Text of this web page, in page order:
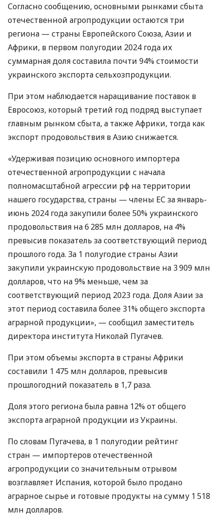
Согласно сообщению, основными рынками сбыта
отечественной агропродукции остаются три
региона — страны Европейского Союза, Азии и
Африки, в первом полугодии 2024 года их
суммарная доля составила почти 94% стоимости
украинского экспорта сельхозпродукции.
При этом наблюдается наращивание поставок в
Евросоюз, который третий год подряд выступает
главным рынком сбыта, а также Африки, тогда как
экспорт продовольствия в Азию снижается.
«Удерживая позицию основного импортера
отечественной агропродукции с начала
полномасштабной агрессии рф на территории
нашего государства, страны — члены ЕС за январь-
июнь 2024 года закупили более 50% украинского
продовольствия на 6 285 млн долларов, на 4%
превысив показатель за соответствующий период
прошлого года. За 1 полугодие страны Азии
закупили украинскую продовольствие на 3 909 млн
долларов, что на 9% меньше, чем за
соответствующий период 2023 года. Доля Азии за
этот период составила более 31% общего экспорта
аграрной продукции», — сообщил заместитель
директора института Николай Пугачев.
При этом объемы экспорта в страны Африки
составили 1 475 млн долларов, превысив
прошлогодний показатель в 1,7 раза.
Доля этого региона была равна 12% от общего
экспорта аграрной продукции из Украины.
По словам Пугачева, в 1 полугодии рейтинг
стран — импортеров отечественной
агропродукции со значительным отрывом
возглавляет Испания, которой было продано
аграрное сырье и готовые продукты на сумму 1 518
млн долларов.